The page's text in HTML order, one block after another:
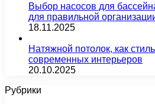
Выбор насосов для
для правильной
18.11.2025
Натяжной потолок, как
современных интерьеров
20.10.2025
Рубрики